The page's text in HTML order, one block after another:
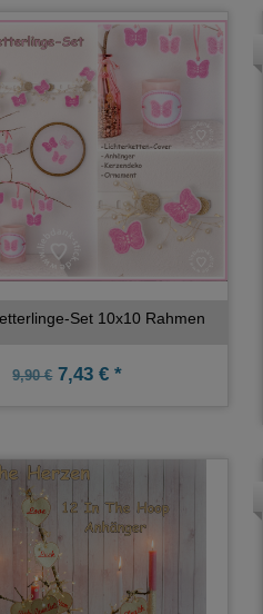
Set 10x10 Rahmen
9,90 €7,43 € *